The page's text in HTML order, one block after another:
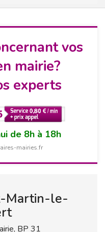
vos
mairie?
experts
de 8h à 18h
mairies.fr
Martin-le-
BP 31